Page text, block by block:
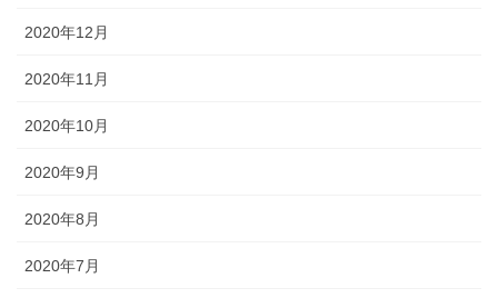
2020年12月
2020年11月
2020年10月
2020年9月
2020年8月
2020年7月